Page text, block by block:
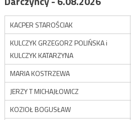
KACPER STAROŚCIAK
KULCZYK GRZEGORZ POLIŃSKA i
KULCZYK KATARZYNA
MARIA KOSTRZEWA
JERZY T MICHAJŁOWICZ
KOZIOŁ BOGUSŁAW